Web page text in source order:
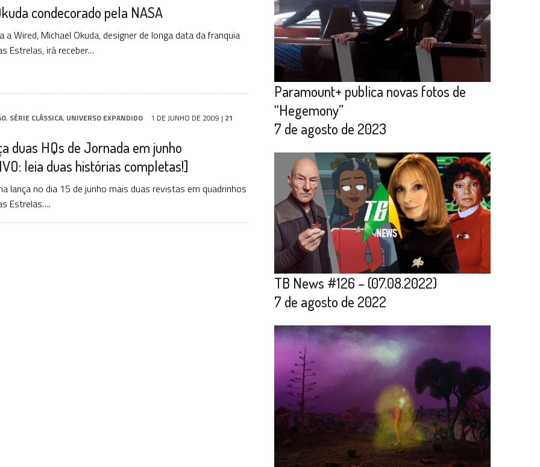
condecorado pela NASA
a Wired, Michael Okuda, designer de longa data da franquia
Estrelas, irá receber…
, SÉRIE CLÁSSICA, UNIVERSO EXPANDIDO 1 DE JUNHO DE 2009 | 21
duas HQs de Jornada em junho
leia duas histórias completas!]
lança no dia 15 de junho mais duas revistas em quadrinhos
Estrelas….
Paramount+ publica novas fotos de
“Hegemony”
7 de agosto de 2023
TB News #126 – (07.08.2022)
7 de agosto de 2022